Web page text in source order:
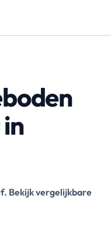
Bekijk vergelijkbare